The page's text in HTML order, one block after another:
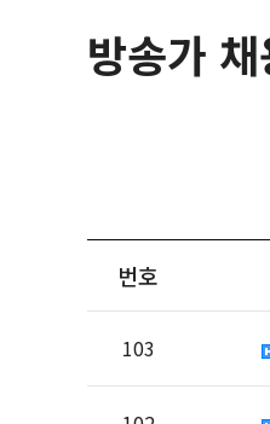
방송가 채
번호
103